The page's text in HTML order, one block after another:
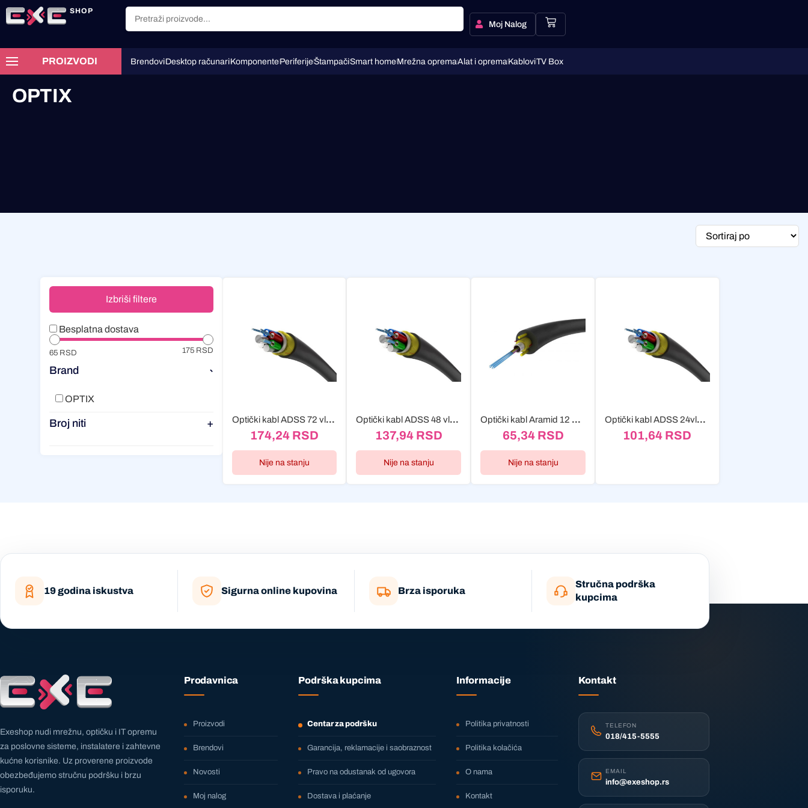
SHOP
Moj Nalog
PROIZVODI BrendoviDesktop računariKomponentePeriferijeŠtampačiSmart homeMrežna opremaAlat i opremaKabloviTV Box
OPTIX
Izbriši filtere
Besplatna dostava
65 RSD 175 RSD
Brand -
OPTIX
Broj niti + Optički kabl ADSS 72 vlakana (72J) ADSS-XOTKtsdD 4kN G652D span...
174,24 RSD
Nije na stanju
Optički kabl ADSS 48 vlakana (48J) ADSS-XOTKtsdD 4kN G652D span...
137,94 RSD
Nije na stanju
Optički kabl Aramid 12 vlakana (12J) Z-XOTKtcdD 1.2kN G652D span...
65,34 RSD
Nije na stanju
Optički kabl ADSS 24vlakana (24J) ADSS-XOTKtsdD 4kN G652D span 100m
101,64 RSD
19 godina iskustva Sigurna online kupovina Brza isporuka
Stručna podrška
kupcima
Exeshop nudi mrežnu, optičku i IT opremu
za poslovne sisteme, instalatere i zahtevne
kućne korisnike. Uz proverene proizvode
obezbeđujemo stručnu podršku i brzu
isporuku.
Prodavnica
Proizvodi
Brendovi
Novosti
Moj nalog
Podrška kupcima
Centar za podršku
Garancija, reklamacije i saobraznost
Pravo na odustanak od ugovora
Dostava i plaćanje
Informacije
Politika privatnosti
Politika kolačića
O nama
Kontakt
Kontakt
TELEFON
018/415-5555
EMAIL
info@exeshop.rs